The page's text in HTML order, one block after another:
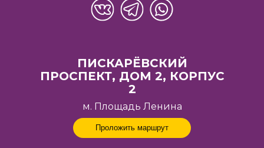
ПИСКАРЁВСКИЙ
ПРОСПЕКТ, ДОМ 2, КОРПУС
2
Проложить маршрут
м. Площадь Ленина